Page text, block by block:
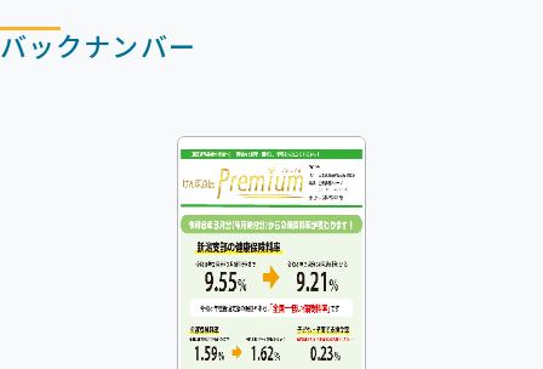
バックナンバー